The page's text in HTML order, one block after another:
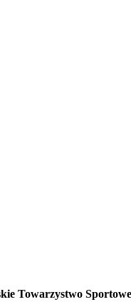
Towarzystwo Sportowe